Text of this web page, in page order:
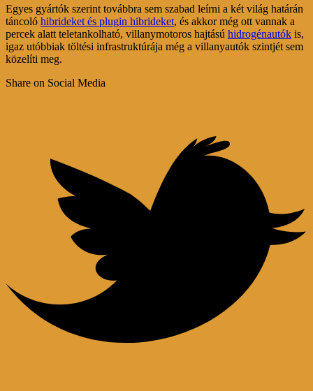
Egyes gyártók szerint továbbra sem szabad leírni a két világ határán
táncoló hibrideket és plugin hibrideket, és akkor még ott vannak a
percek alatt teletankolható, villanymotoros hajtású hidrogénautók is,
igaz utóbbiak töltési infrastruktúrája még a villanyautók szintjét sem
közelíti meg.
Share on Social Media